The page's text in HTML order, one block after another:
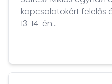
kapcsolatokért felelős
13-14-én...